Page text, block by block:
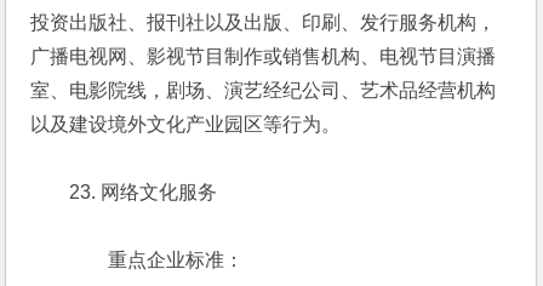
投资出版社、报刊社以及出版、印刷、发行服务机构，
广播电视网、影视节目制作或销售机构、电视节目演播
室、电影院线，剧场、演艺经纪公司、艺术品经营机构
以及建设境外文化产业园区等行为。
23. 网络文化服务
重点企业标准：